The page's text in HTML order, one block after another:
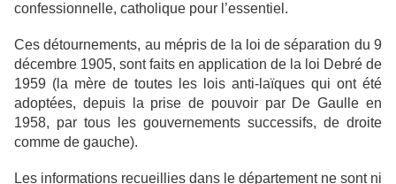
confessionnelle, catholique pour l’essentiel.
Ces détournements, au mépris de la loi de séparation du 9
décembre 1905, sont faits en application de la loi Debré de
1959 (la mère de toutes les lois anti-laïques qui ont été
adoptées, depuis la prise de pouvoir par De Gaulle en
1958, par tous les gouvernements successifs, de droite
comme de gauche).
Les informations recueillies dans le département ne sont ni